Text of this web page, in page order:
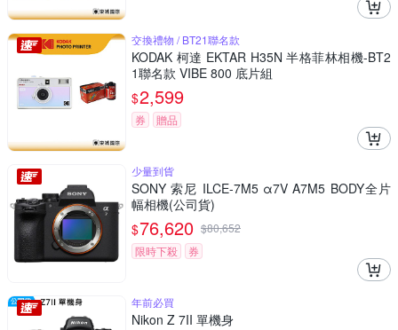
交換禮物 / BT21聯名款
KODAK 柯達 EKTAR H35N 半格菲林相機-BT2
1聯名款 VIBE 800 底片組
$2,599
券 贈品
少量到貨
SONY 索尼 ILCE-7M5 α7V A7M5 BODY全片
幅相機(公司貨)
$76,620 $80,652
限時下殺
券
年前必買
Nikon Z 7II 單機身